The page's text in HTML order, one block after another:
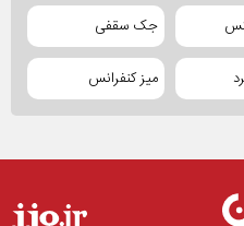
جک سقفی
میز کنفرانس